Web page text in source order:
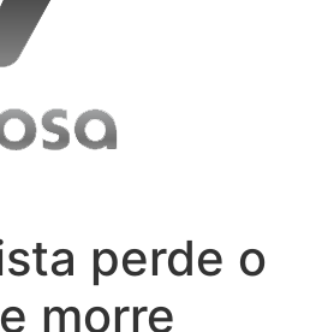
perde o
morre